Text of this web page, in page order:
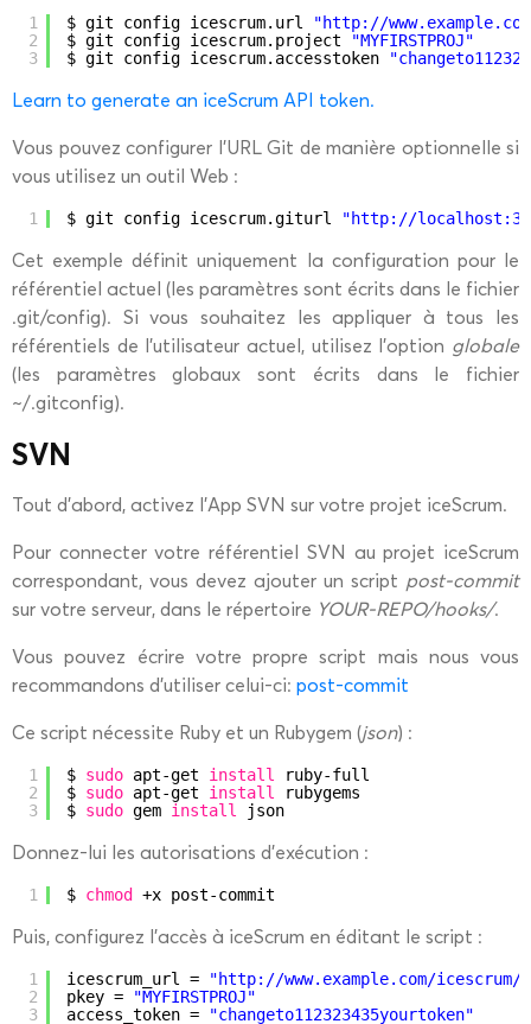
1
2
3
$ git config icescrum.url "http://
$ git config icescrum.project
"MYFIRSTPROJ"
$ git config icescrum.accesstoken
Learn to generate an iceScrum API token.
Vous pouvez configurer l’URL Git de manière optionnelle si
vous utilisez un outil Web :
1 $ git config icescrum.giturl "http://
Cet exemple définit uniquement la configuration pour le
référentiel actuel (les paramètres sont écrits dans le fichier
.git/config). Si vous souhaitez les appliquer à tous les
référentiels de l’utilisateur actuel, utilisez l’option globale
(les paramètres globaux sont écrits dans le fichier
~/.gitconfig).
SVN
Tout d’abord, activez l’App SVN sur votre projet iceScrum.
Pour connecter votre référentiel SVN au projet iceScrum
correspondant, vous devez ajouter un script post-commit
sur votre serveur, dans le répertoire YOUR-REPO/hooks/.
Vous pouvez écrire votre propre script mais nous vous
recommandons d’utiliser celui-ci: post-commit
Ce script nécessite Ruby et un Rubygem (json) :
1
2
3
$ sudo apt-get install
ruby-full
$ sudo apt-get install
rubygems
$ sudo gem install json
Donnez-lui les autorisations d’exécution :
1 $ chmod +x post-commit
Puis, configurez l’accès à iceScrum en éditant le script :
1
2
3
icescrum_url = "http://www.example.com/icescrum/
pkey =
"MYFIRSTPROJ"
access_token =
"changeto112323435yourtoken"